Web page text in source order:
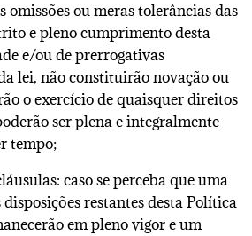
omissões ou meras tolerâncias das
e pleno cumprimento desta
e/ou de prerrogativas
lei, não constituirão novação ou
o exercício de quaisquer direitos
ser plena e integralmente
tempo;
caso se perceba que uma
restantes desta Política
em pleno vigor e um